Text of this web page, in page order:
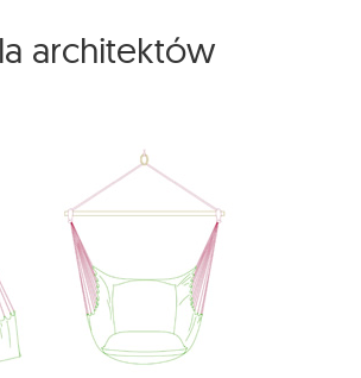
architektów